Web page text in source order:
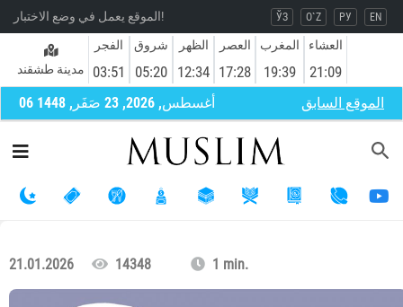
الموقع يعمل في وضع الاختبار! ЎЗ O`Z РУ EN
مدينة طشقند
الفجر
03:51
شروق
05:20
الظهر
12:34
العصر
17:28
المغرب
19:39
العشاء
21:09
06 أغسطس, 2026, 23 صَفَر, 1448 الموقع السابق
21.01.2026 14348 1 min.